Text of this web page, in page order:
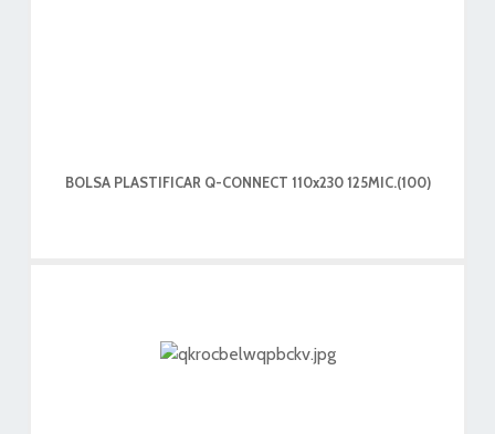
BOLSA PLASTIFICAR Q-CONNECT 110x230 125MIC.(100)